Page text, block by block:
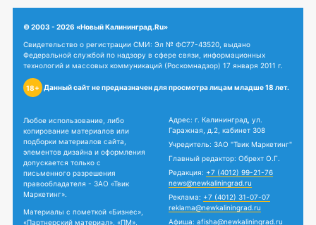
© 2003 - 2026 «Новый Калининград.Ru»
Свидетельство о регистрации СМИ: Эл № ФС77-43520, выдано
Федеральной службой по надзору в сфере связи, информационных
технологий и массовых коммуникаций (Роскомнадзор) 17 января 2011 г.
18+ Данный сайт не предназначен для просмотра лицам младше 18 лет.
Любое использование, либо
копирование материалов или
подборки материалов сайта,
элементов дизайна и оформления
допускается только с
письменного разрешения
правообладателя - ЗАО «Твик
Маркетинг».
Материалы с пометкой «Бизнес»,
«Партнерский материал», «ПМ»,
Адрес: г. Калининград, ул.
Гаражная, д.2, кабинет 308
Учредитель: ЗАО "Твик Маркетинг"
Главный редактор: Обрехт О.Г.
Редакция: +7 (4012) 99-21-76
news@newkaliningrad.ru
Реклама: +7 (4012) 31-07-07
reklama@newkaliningrad.ru
Афиша: afisha@newkaliningrad.ru